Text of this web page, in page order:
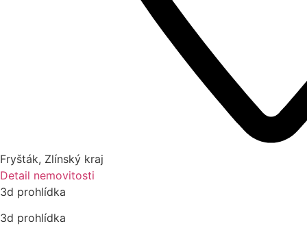
Fryšták, Zlínský kraj
Detail nemovitosti
3d prohlídka
3d prohlídka